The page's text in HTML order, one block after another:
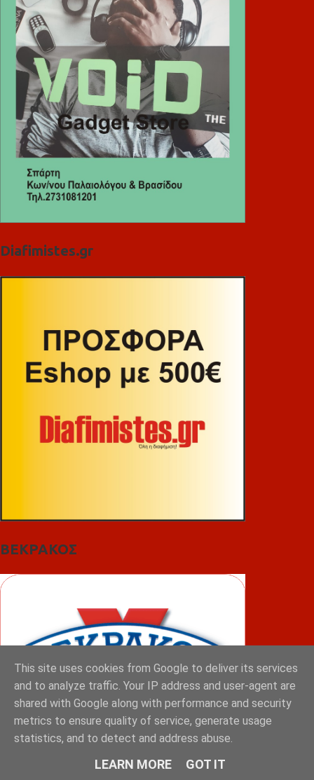
Diafimistes.gr
ΒΕΚΡΑΚΟΣ
This site uses cookies from Google to deliver its services
and to analyze traffic. Your IP address and user-agent are
shared with Google along with performance and security
metrics to ensure quality of service, generate usage
statistics, and to detect and address abuse.
LEARN MORE GOT IT